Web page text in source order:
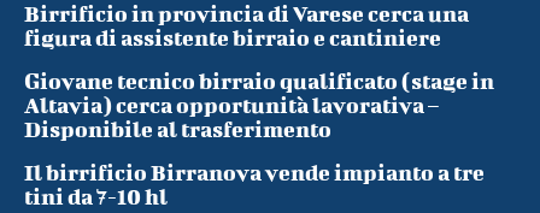
Birrificio in provincia di Varese cerca una
figura di assistente birraio e cantiniere
Giovane tecnico birraio qualificato (stage in
Altavia) cerca opportunità lavorativa –
Disponibile al trasferimento
Il birrificio Birranova vende impianto a tre
tini da 7-10 hl